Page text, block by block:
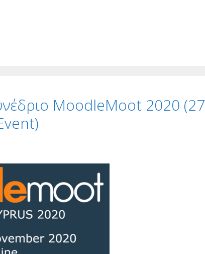
MoodleMoot 2020 (27